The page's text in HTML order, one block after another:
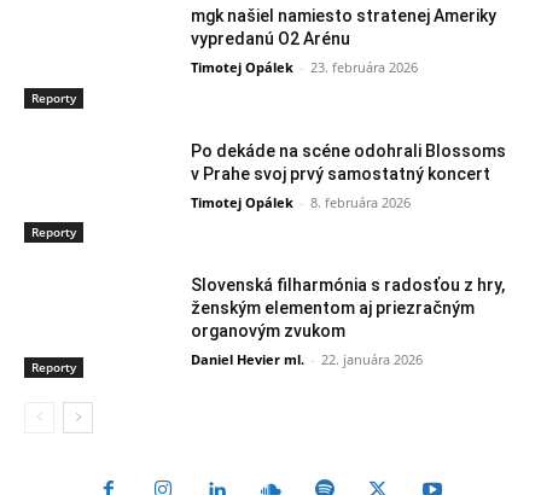
Reporty
mgk našiel namiesto stratenej Ameriky
vypredanú O2 Arénu
Timotej Opálek - 23. februára 2026
Reporty
Po dekáde na scéne odohrali Blossoms
v Prahe svoj prvý samostatný koncert
Timotej Opálek - 8. februára 2026
Reporty
Slovenská filharmónia s radosťou z hry,
ženským elementom aj priezračným
organovým zvukom
Daniel Hevier ml. - 22. januára 2026